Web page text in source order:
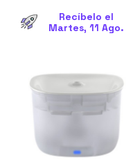
Recíbelo el
Martes, 11 Ago.